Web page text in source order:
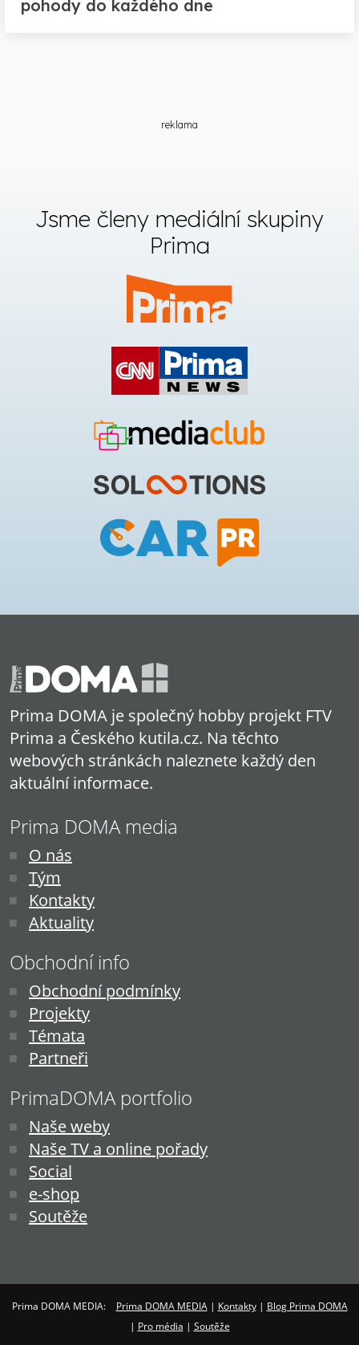
pohody do každého dne
reklama
Jsme členy mediální skupiny
Prima
Prima DOMA je společný hobby projekt FTV
Prima a Českého kutila.cz. Na těchto
webových stránkách naleznete každý den
aktuální informace.
Prima DOMA media
O nás
Tým
Kontakty
Aktuality
Obchodní info
Obchodní podmínky
Projekty
Témata
Partneři
PrimaDOMA portfolio
Naše weby
Naše TV a online pořady
Social
e-shop
Soutěže
Prima DOMA MEDIA: Prima DOMA MEDIA| Kontakty| Blog Prima DOMA
| Pro média | Soutěže